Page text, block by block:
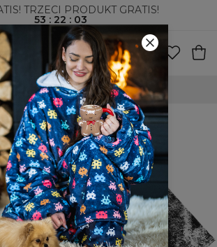
TRZECI PRODUKT GRATIS!
53 : 22 : 03
DNIOWE PRAWO ZWROTU